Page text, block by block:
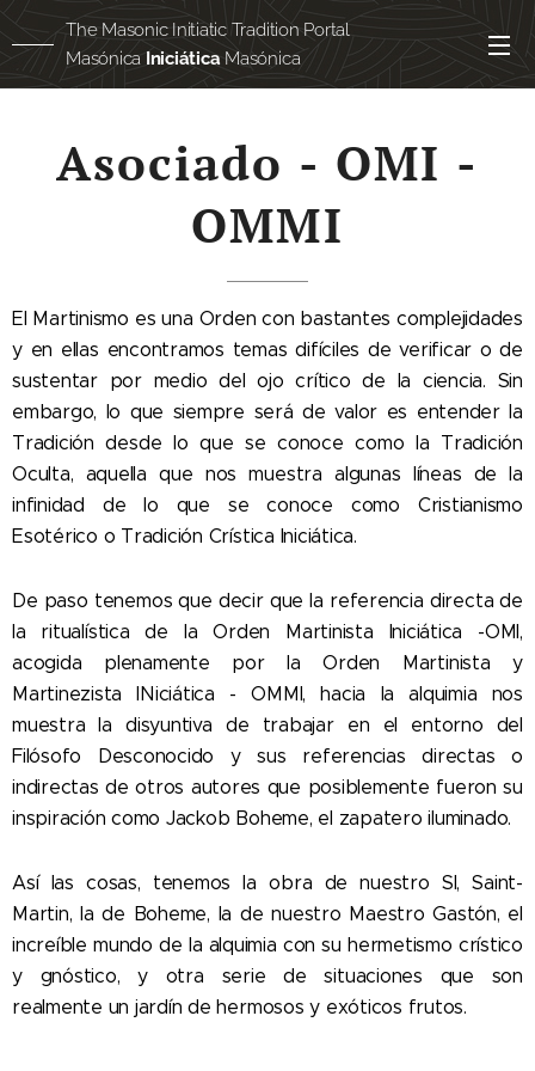
The Masonic Initiatic Tradition Portal
Masónica Iniciática Masónica
Masónicaegipcia
Asociado - OMI -
OMMI
El Martinismo es una Orden con bastantes complejidades
y en ellas encontramos temas difíciles de verificar o de
sustentar por medio del ojo crítico de la ciencia. Sin
embargo, lo que siempre será de valor es entender la
Tradición desde lo que se conoce como la Tradición
Oculta, aquella que nos muestra algunas líneas de la
infinidad de lo que se conoce como Cristianismo
Esotérico o Tradición Crística Iniciática.
De paso tenemos que decir que la referencia directa de
la ritualística de la Orden Martinista Iniciática -OMI,
acogida plenamente por la Orden Martinista y
Martinezista INiciática - OMMI, hacia la alquimia nos
muestra la disyuntiva de trabajar en el entorno del
Filósofo Desconocido y sus referencias directas o
indirectas de otros autores que posiblemente fueron su
inspiración como Jackob Boheme, el zapatero iluminado.
Así las cosas, tenemos la obra de nuestro SI, Saint-
Martin, la de Boheme, la de nuestro Maestro Gastón, el
increíble mundo de la alquimia con su hermetismo crístico
y gnóstico, y otra serie de situaciones que son
realmente un jardín de hermosos y exóticos frutos.